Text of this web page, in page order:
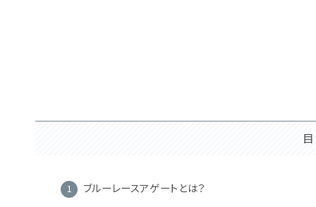
ブルーレースアゲートとは？